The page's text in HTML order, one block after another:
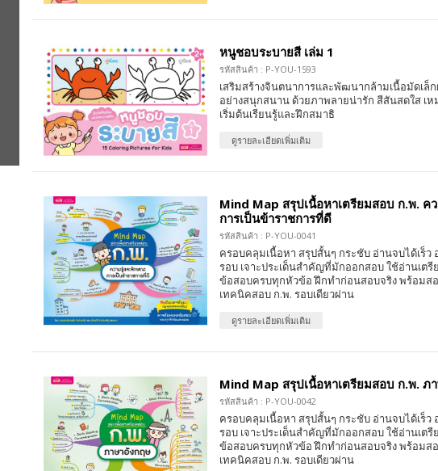
หนูชอบระบายสี เล่ม 1
รหัสสินค้า : P-YOU-1593
เสริมสร้างจินตนาการและพัฒนากล้ามเนื้อมัดเล็
อย่างสนุกสนาน ด้วยภาพลายน่ารัก สีสันสดใส เห
เริ่มต้นเรียนรู้และฝึกสมาธิ
ดูรายละเอียดเพิ่มเติม
Mind Map สรุปเนื้อหาเตรียมสอบ ก.พ. ค
การเป็นข้าราชการที่ดี
รหัสสินค้า : P-YOU-0041
ครอบคลุมเนื้อหา สรุปสั้นๆ กระชับ อ่านจบได้เร็ว
รอบ เจาะประเด็นสำคัญที่มักออกสอบ ใช้อ่านเตรี
ข้อสอบครบทุกหัวข้อ ฝึกทำก่อนสอบจริง พร้อมส
เทคนิคสอบ ก.พ. รอบเดียวผ่าน
ดูรายละเอียดเพิ่มเติม
Mind Map สรุปเนื้อหาเตรียมสอบ ก.พ. ภ
รหัสสินค้า : P-YOU-0042
ครอบคลุมเนื้อหา สรุปสั้นๆ กระชับ อ่านจบได้เร็ว
รอบ เจาะประเด็นสำคัญที่มักออกสอบ ใช้อ่านเตรี
ข้อสอบครบทุกหัวข้อ ฝึกทำก่อนสอบจริง พร้อมส
เทคนิคสอบ ก.พ. รอบเดียวผ่าน